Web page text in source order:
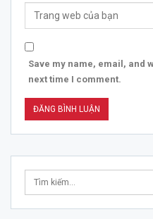
Save my name, email, and
next time I comment.